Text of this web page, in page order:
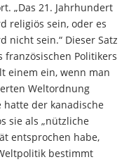
„Das 21. Jahrhundert
religiös sein, oder es
nicht sein.“ Dieser Satz
französischen Politikers
einem ein, wenn man
Weltordnung
der kanadische
sie als „nützliche
entsprochen habe,
bestimmt